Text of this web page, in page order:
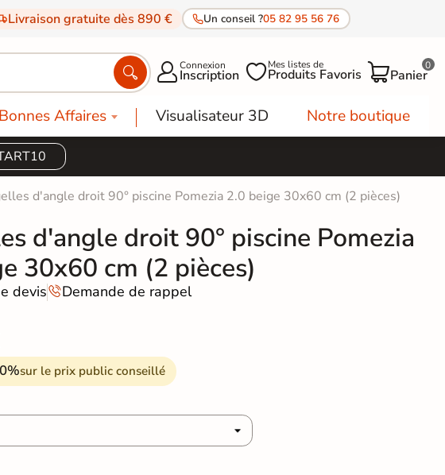
Livraison gratuite dès 890 € Un conseil ?05 82 95 56 76
 Connexion
Inscription Mes listes de
Produits Favoris Panier
0
Bonnes Affaires Visualisateur 3D Notre boutique
d'angle droit 90° piscine Pomezia 2.0 beige 30x60 cm (2 pièces)
d'angle droit 90° piscine Pomezia
30x60 cm (2 pièces)
devisDemande de rappel
sur le prix public conseillé